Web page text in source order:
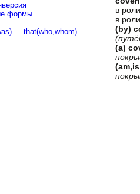
формы
... that(who,whom)
в
в
(by)
(a)